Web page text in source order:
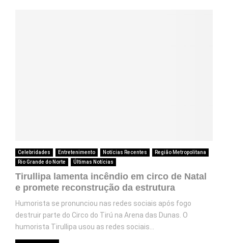
Celebridades Entretenimento Notícias Recentes
Região Metropolitana
Rio Grande do Norte
Últimas Notícias
Tirullipa lamenta incêndio em circo de Natal
e promete reconstrução da estrutura
Humorista se pronunciou nas redes sociais após fogo
destruir parte do Circo do Tirú na Arena das Dunas. O
humorista Tirullipa usou as redes sociais...